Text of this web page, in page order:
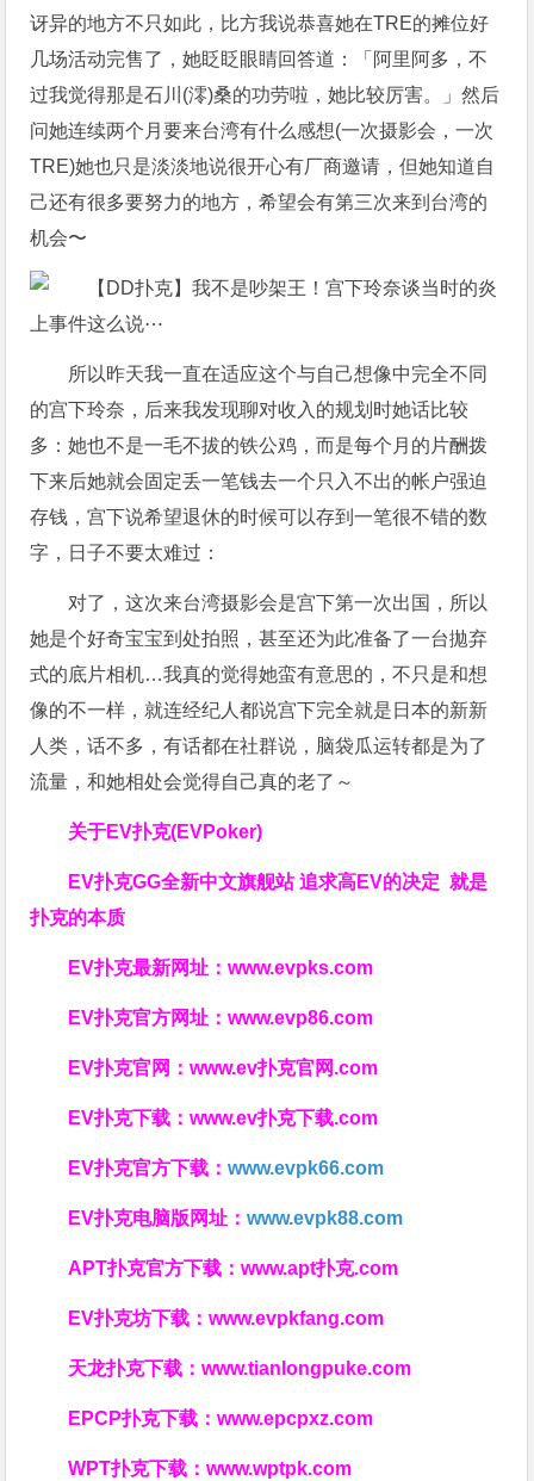
讶异的地方不只如此，比方我说恭喜她在TRE的摊位好
几场活动完售了，她眨眨眼睛回答道：「阿里阿多，不
过我觉得那是石川(澪)桑的功劳啦，她比较厉害。」然后
问她连续两个月要来台湾有什么感想(一次摄影会，一次
TRE)她也只是淡淡地说很开心有厂商邀请，但她知道自
己还有很多要努力的地方，希望会有第三次来到台湾的
机会〜
所以昨天我一直在适应这个与自己想像中完全不同
的宫下玲奈，后来我发现聊对收入的规划时她话比较
多：她也不是一毛不拔的铁公鸡，而是每个月的片酬拨
下来后她就会固定丢一笔钱去一个只入不出的帐户强迫
存钱，宫下说希望退休的时候可以存到一笔很不错的数
字，日子不要太难过：
对了，这次来台湾摄影会是宫下第一次出国，所以
她是个好奇宝宝到处拍照，甚至还为此准备了一台拋弃
式的底片相机…我真的觉得她蛮有意思的，不只是和想
像的不一样，就连经纪人都说宫下完全就是日本的新新
人类，话不多，有话都在社群说，脑袋瓜运转都是为了
流量，和她相处会觉得自己真的老了～
关于EV扑克(EVPoker)
EV扑克GG全新中文旗舰站追求高EV的决定就是
扑克的本质
EV扑克最新网址：www.evpks.com
EV扑克官方网址：www.evp86.com
EV扑克官网：www.ev扑克官网.com
EV扑克下载：www.ev扑克下载.com
EV扑克官方下载：www.evpk66.com
EV扑克电脑版网址：www.evpk88.com
APT扑克官方下载：www.apt扑克.com
EV扑克坊下载：www.evpkfang.com
天龙扑克下载：www.tianlongpuke.com
EPCP扑克下载：www.epcpxz.com
WPT扑克下载：www.wptpk.com